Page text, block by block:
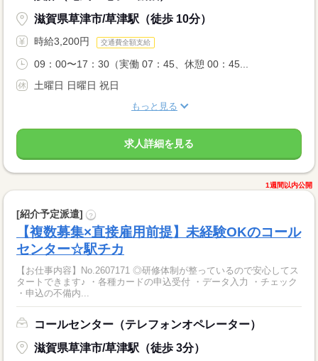
滋賀県草津市/草津駅（徒歩 10分）
時給3,200円 交通費全額支給
09：00〜17：30（実働 07：45、休憩 00：45...
土曜日 日曜日 祝日
もっと見る
求人詳細を見る
1週間以内公開
[紹介予定派遣] ?
【複数募集×直接雇用前提】未経験OKのコール
センター☆駅チカ
【お仕事内容】No.2607171 ◎研修体制が整っているので安心してス
タートできます♪ ・各種カードの申込受付 ・データ入力 ・チェック
・申込の不備内...
コールセンター（テレフォンオペレーター）
滋賀県草津市/草津駅（徒歩 3分）